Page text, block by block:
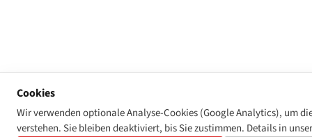
Cookies
Wir verwenden optionale Analyse-Cookies (Google Analytics), um
verstehen. Sie bleiben deaktiviert, bis Sie zustimmen. Details in